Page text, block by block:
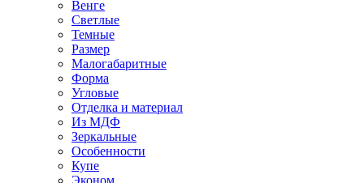
Венге
Светлые
Темные
Размер
Малогабаритные
Форма
Угловые
Отделка и материал
Из МДФ
Зеркальные
Особенности
Купе
Эконом